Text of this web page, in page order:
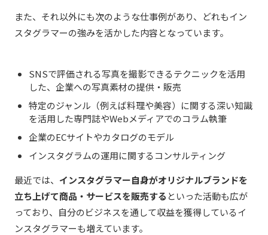
また、それ以外にも次のような仕事例があり、どれもイン
スタグラマーの強みを活かした内容となっています。
SNSで評価される写真を撮影できるテクニックを活用
した、企業への写真素材の提供・販売
特定のジャンル（例えば料理や美容）に関する深い知識
を活用した専門誌やWebメディアでのコラム執筆
企業のECサイトやカタログのモデル
インスタグラムの運用に関するコンサルティング
最近では、 インスタグラマー自身がオリジナルブランドを
立ち上げて商品・サービスを販売する といった活動も広が
っており、自分のビジネスを通して収益を獲得しているイ
ンスタグラマーも増えています。